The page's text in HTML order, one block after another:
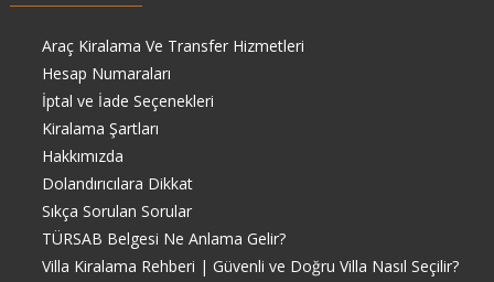
Araç Kiralama Ve Transfer Hizmetleri
Hesap Numaraları
İptal ve İade Seçenekleri
Kiralama Şartları
Hakkımızda
Dolandırıcılara Dikkat
Sıkça Sorulan Sorular
TÜRSAB Belgesi Ne Anlama Gelir?
Villa Kiralama Rehberi | Güvenli ve Doğru Villa Nasıl Seçilir?